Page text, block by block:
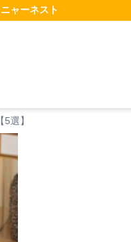
ニャーネスト
選】